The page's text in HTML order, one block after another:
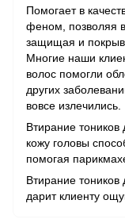
Помогает в
феном, позволяя
защищая и
Многие наши
волос помогли
других
вовсе излечились.
Втирание
кожу головы
помогая
Втирание
дарит клиенту